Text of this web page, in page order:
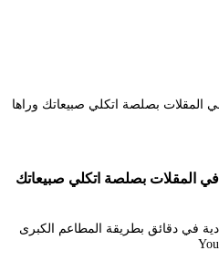
بصلصة اتكلي صبيعاتك